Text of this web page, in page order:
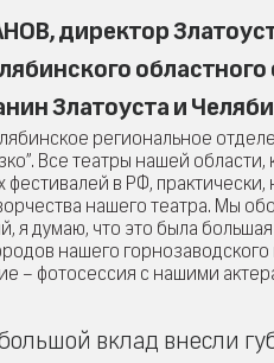
директор
Златоуста и
региональное
Все театры нашей
фестивалей в РФ,
нашего театра. Мы
я думаю, что это была
нашего
– фотосессия с нашими
вклад внесли